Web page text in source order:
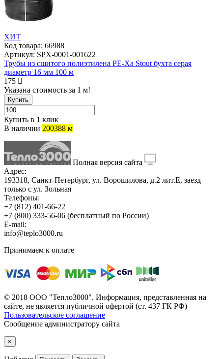
ХИТ
Код товара: 66988
Артикул: SPX-0001-001622
Трубы из сшитого полиэтилена PE-Xa Stout бухта серая
диаметр 16 мм 100 м
175
Указана стоимость за 1 м!
Купить
Купить в 1 клик
В наличии 200388 м
Полная версия сайта
Адрес:
193318, Санкт-Петербург, ул. Ворошилова, д.2 лит.Е, заезд
только с ул. Зольная
Телефоны:
+7 (812) 401-66-22
+7 (800) 333-56-06 (бесплатный по России)
E-mail:
info@teplo3000.ru
Принимаем к оплате
© 2018 ООО "Тепло3000". Информация, представленная на
сайте, не является публичной офертой (ст. 437 ГК РФ)
Пользовательское соглашение
Сообщение администратору сайта
×